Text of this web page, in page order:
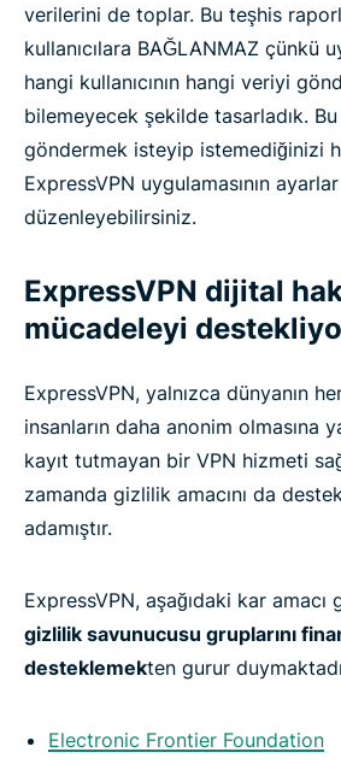
verilerini de toplar. Bu teşhis
kullanıcılara BAĞLANMAZ çünkü
hangi kullanıcının hangi veriyi
bilemeyecek şekilde tasarladık.
göndermek isteyip istemediğinizi
ExpressVPN uygulamasının
düzenleyebilirsiniz.
ExpressVPN dijital
mücadeleyi
ExpressVPN, yalnızca dünyanın
insanların daha anonim olmasına
kayıt tutmayan bir VPN hizmeti
zamanda gizlilik amacını da
adamıştır.
ExpressVPN, aşağıdaki kar amacı
gizlilik savunucusu gruplarını
desteklemekten gurur
Electronic Frontier Foundation